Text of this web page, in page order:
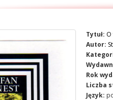
Tytuł:
Autor:
Rok
Liczba
Język: